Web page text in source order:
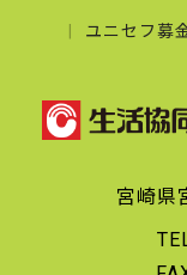
ユニセフ募
宮崎県